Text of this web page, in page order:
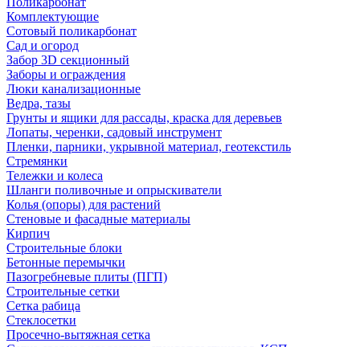
Комплектующие
Сотовый поликарбонат
Сад и огород
Забор 3D секционный
Заборы и ограждения
Люки канализационные
Ведра, тазы
Грунты и ящики для рассады, краска для деревьев
Лопаты, черенки, садовый инструмент
Пленки, парники, укрывной материал, геотекстиль
Стремянки
Тележки и колеса
Шланги поливочные и опрыскиватели
Колья (опоры) для растений
Стеновые и фасадные материалы
Кирпич
Строительные блоки
Бетонные перемычки
Пазогребневые плиты (ПГП)
Строительные сетки
Сетка рабица
Стеклосетки
Просечно-вытяжная сетка